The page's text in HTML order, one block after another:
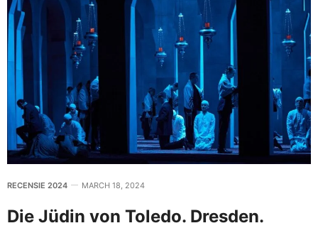
RECENSIE 2024 MARCH 18, 2024
Die Jüdin von Toledo. Dresden.